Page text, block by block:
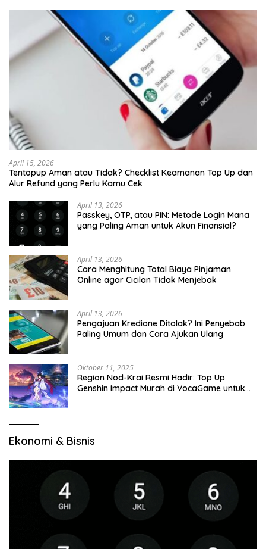
April 15, 2026
Tentopup Aman atau Tidak? Checklist Keamanan Top Up dan
Alur Refund yang Perlu Kamu Cek
April 13, 2026
Passkey, OTP, atau PIN: Metode Login Mana
yang Paling Aman untuk Akun Finansial?
April 13, 2026
Cara Menghitung Total Biaya Pinjaman
Online agar Cicilan Tidak Menjebak
April 13, 2026
Pengajuan Kredione Ditolak? Ini Penyebab
Paling Umum dan Cara Ajukan Ulang
Oktober 11, 2025
Region Nod-Krai Resmi Hadir: Top Up
Genshin Impact Murah di VocaGame untuk
Ekonomi & Bisnis